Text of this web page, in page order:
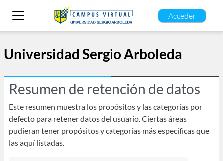
Salta al contenido principal
Panel lateral
Acceder
Universidad Sergio Arboleda
Resumen de retención de datos
Este resumen muestra los propósitos y las categorías por
defecto para retener datos del usuario. Ciertas áreas
pudieran tener propósitos y categorías más específicas que
las aquí listadas.